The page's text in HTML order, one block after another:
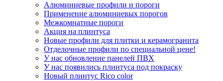
Алюминиевые профили и пороги
Применение алюминиевых порогов
Межкомнатные пороги
Акция на плинтуса
Новые профили для плитки и керамогранита
Отделочные профили по специальной цене!
У нас обновление панелей ПВХ
У нас появились плинтуса под покраску
Новый плинтус Rico color